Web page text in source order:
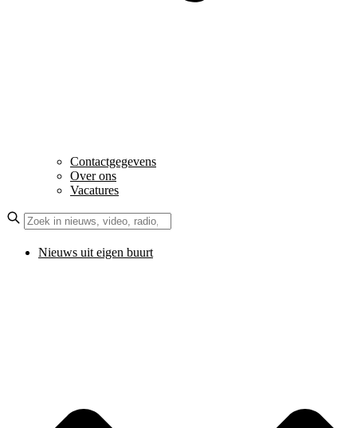
Contactgegevens
Over ons
Vacatures
Nieuws uit eigen buurt